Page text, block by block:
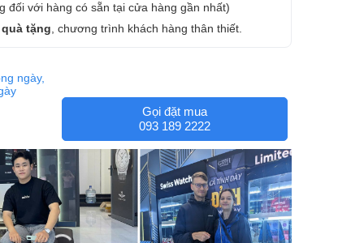
đối với hàng có sẵn tại cửa hàng gần nhất)
tặng , chương trình khách hàng thân thiết.
ngày,
Gọi đặt mua
093 189 2222